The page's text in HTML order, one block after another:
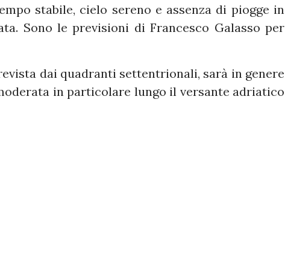
stabile, cielo sereno e assenza di piogge in
Sono le previsioni di Francesco Galasso per
dai quadranti settentrionali, sarà in genere
in particolare lungo il versante adriatico